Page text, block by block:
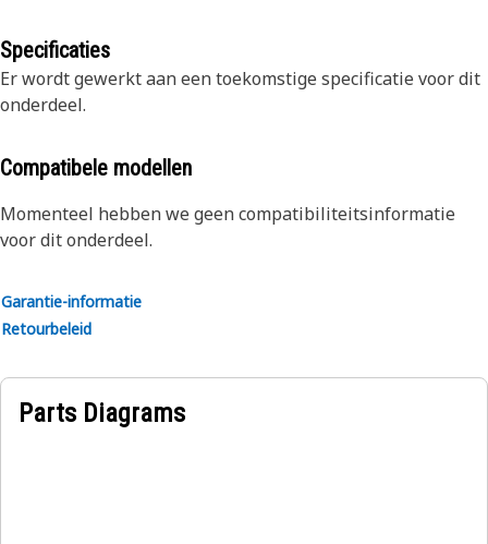
Specificaties
Er wordt gewerkt aan een toekomstige specificatie voor dit
onderdeel.
Compatibele modellen
Momenteel hebben we geen compatibiliteitsinformatie
voor dit onderdeel.
Garantie-informatie
Retourbeleid
Parts Diagrams